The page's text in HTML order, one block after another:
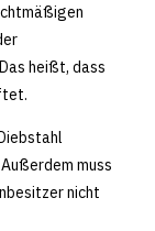
heißt, dass
muss
nicht